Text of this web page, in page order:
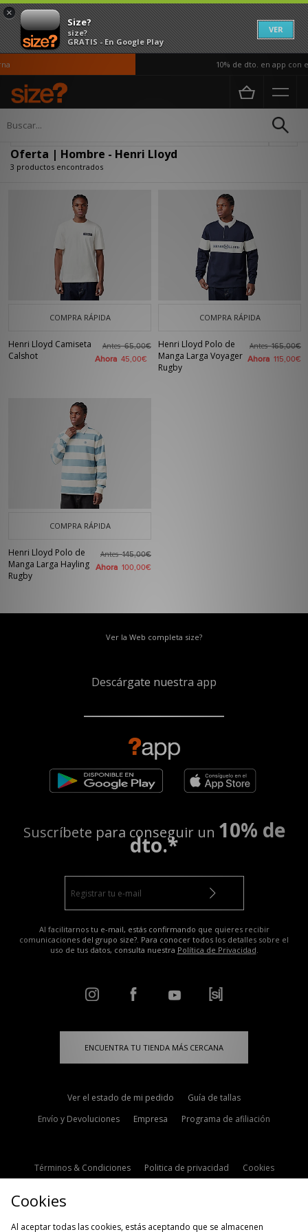
×
Size?
size?
GRATIS - En Google Play
VER
10% de dto. en app con
Página principal
Oferta | Hombre - Henri Lloyd
3 productos encontrados
COMPRA RÁPIDA
Henri Lloyd Camiseta
Calshot
Antes65,00€
Ahora 45,00€
COMPRA RÁPIDA
Henri Lloyd Polo de
Manga Larga Voyager
Rugby
Antes165,00€
Ahora 115,00€
COMPRA RÁPIDA
Henri Lloyd Polo de
Manga Larga Hayling
Rugby
Antes145,00€
Ahora 100,00€
Ver la Web completa size?
Descárgate nuestra app
Suscríbete para conseguir un 10% de
dto.*
Al facilitarnos tu e-mail, estás confirmando que quieres recibir
comunicaciones del grupo size?. Para conocer todos los detalles sobre el
uso de tus datos, consulta nuestra Política de Privacidad.
ENCUENTRA TU TIENDA MÁS CERCANA
Ver el estado de mi pedido
Guía de tallas
Envío y Devoluciones
Empresa Programa de afiliación
Términos & Condiciones Politica de privacidad
Cookies
Cookies
Al aceptar todas las cookies, estás aceptando que se almacenen